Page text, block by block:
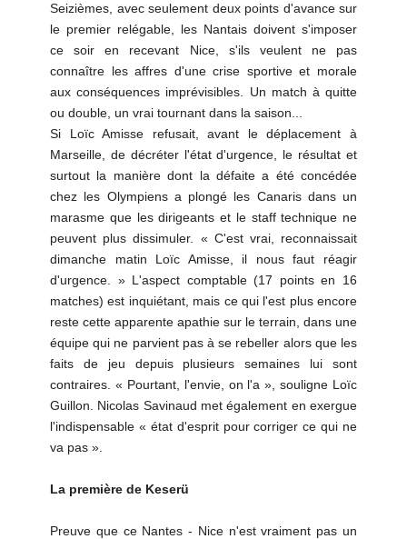
Seizièmes, avec seulement deux points d'avance sur
le premier relégable, les Nantais doivent s'imposer
ce soir en recevant Nice, s'ils veulent ne pas
connaître les affres d'une crise sportive et morale
aux conséquences imprévisibles. Un match à quitte
ou double, un vrai tournant dans la saison...
Si Loïc Amisse refusait, avant le déplacement à
Marseille, de décréter l'état d'urgence, le résultat et
surtout la manière dont la défaite a été concédée
chez les Olympiens a plongé les Canaris dans un
marasme que les dirigeants et le staff technique ne
peuvent plus dissimuler. « C'est vrai, reconnaissait
dimanche matin Loïc Amisse, il nous faut réagir
d'urgence. » L'aspect comptable (17 points en 16
matches) est inquiétant, mais ce qui l'est plus encore
reste cette apparente apathie sur le terrain, dans une
équipe qui ne parvient pas à se rebeller alors que les
faits de jeu depuis plusieurs semaines lui sont
contraires. « Pourtant, l'envie, on l'a », souligne Loïc
Guillon. Nicolas Savinaud met également en exergue
l'indispensable « état d'esprit pour corriger ce qui ne
va pas ».
La première de Keserü
Preuve que ce Nantes - Nice n'est vraiment pas un